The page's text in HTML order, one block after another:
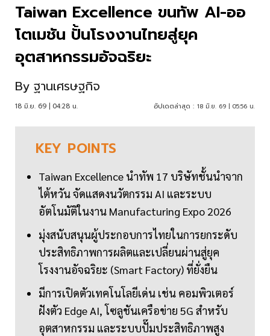
Taiwan Excellence ขนทัพ AI-ออ
โตเมชัน ปั้นโรงงานไทยสู่ยุค
อุตสาหกรรมอัจฉริยะ
By ฐานเศรษฐกิจ
18 มิ.ย. 69 | 04:28 น. อัปเดตล่าสุด : 18 มิ.ย. 69 | 05:56 น.
KEY POINTS
Taiwan Excellence นำทัพ 17 บริษัทชั้นนำจาก
ไต้หวัน จัดแสดงนวัตกรรม AI และระบบ
อัตโนมัติในงาน Manufacturing Expo 2026
มุ่งสนับสนุนผู้ประกอบการไทยในการยกระดับ
ประสิทธิภาพการผลิตและเปลี่ยนผ่านสู่ยุค
โรงงานอัจฉริยะ (Smart Factory) ที่ยั่งยืน
มีการเปิดตัวเทคโนโลยีเด่น เช่น คอมพิวเตอร์
ฝังตัว Edge AI, โซลูชันเครือข่าย 5G สำหรับ
อุตสาหกรรม และระบบปั๊มประสิทธิภาพสูง